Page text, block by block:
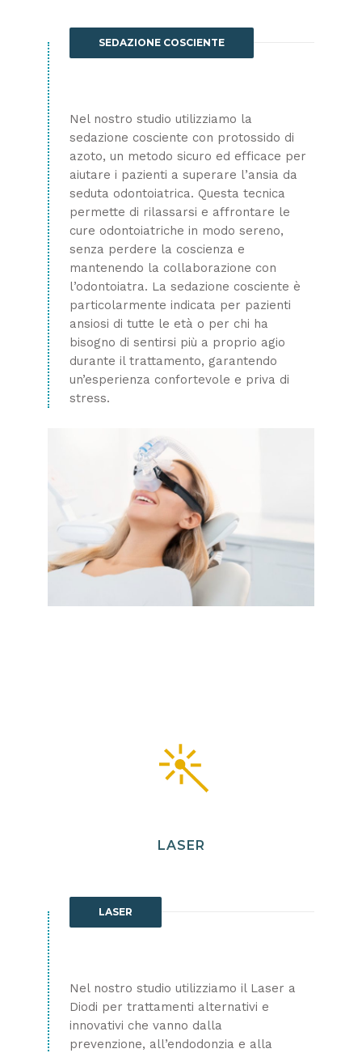
SEDAZIONE COSCIENTE
Nel nostro studio utilizziamo la
sedazione cosciente con protossido di
azoto, un metodo sicuro ed efficace per
aiutare i pazienti a superare l’ansia da
seduta odontoiatrica. Questa tecnica
permette di rilassarsi e affrontare le
cure odontoiatriche in modo sereno,
senza perdere la coscienza e
mantenendo la collaborazione con
l’odontoiatra. La sedazione cosciente è
particolarmente indicata per pazienti
ansiosi di tutte le età o per chi ha
bisogno di sentirsi più a proprio agio
durante il trattamento, garantendo
un’esperienza confortevole e priva di
stress.
LASER
LASER
Nel nostro studio utilizziamo il Laser a
Diodi per trattamenti alternativi e
innovativi che vanno dalla
prevenzione, all’endodonzia e alla